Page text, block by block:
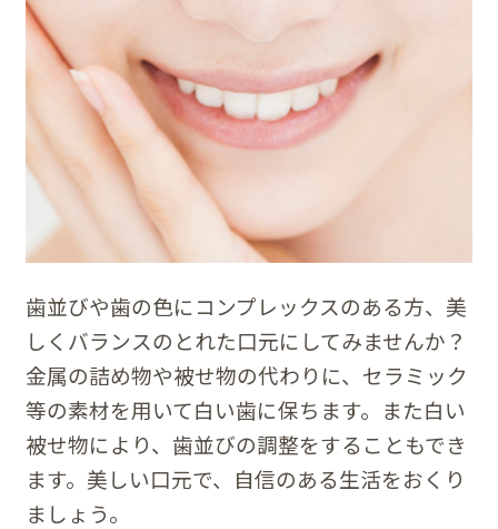
歯並びや歯の色にコンプレックスのある方、美
しくバランスのとれた口元にしてみませんか？
金属の詰め物や被せ物の代わりに、セラミック
等の素材を用いて白い歯に保ちます。また白い
被せ物により、歯並びの調整をすることもでき
ます。美しい口元で、自信のある生活をおくり
ましょう。